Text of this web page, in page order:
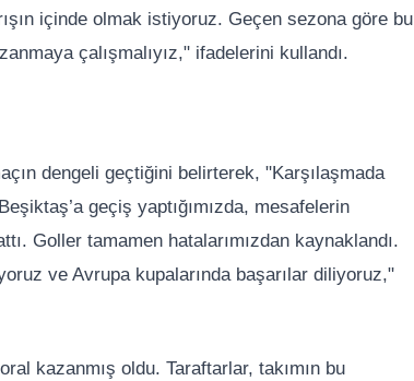
içinde olmak istiyoruz. Geçen sezona göre bu
çalışmalıyız," ifadelerini kullandı.
dengeli geçtiğini belirterek, "Karşılaşmada
geçiş yaptığımızda, mesafelerin
Goller tamamen hatalarımızdan kaynaklandı.
ve Avrupa kupalarında başarılar diliyoruz,"
kazanmış oldu. Taraftarlar, takımın bu